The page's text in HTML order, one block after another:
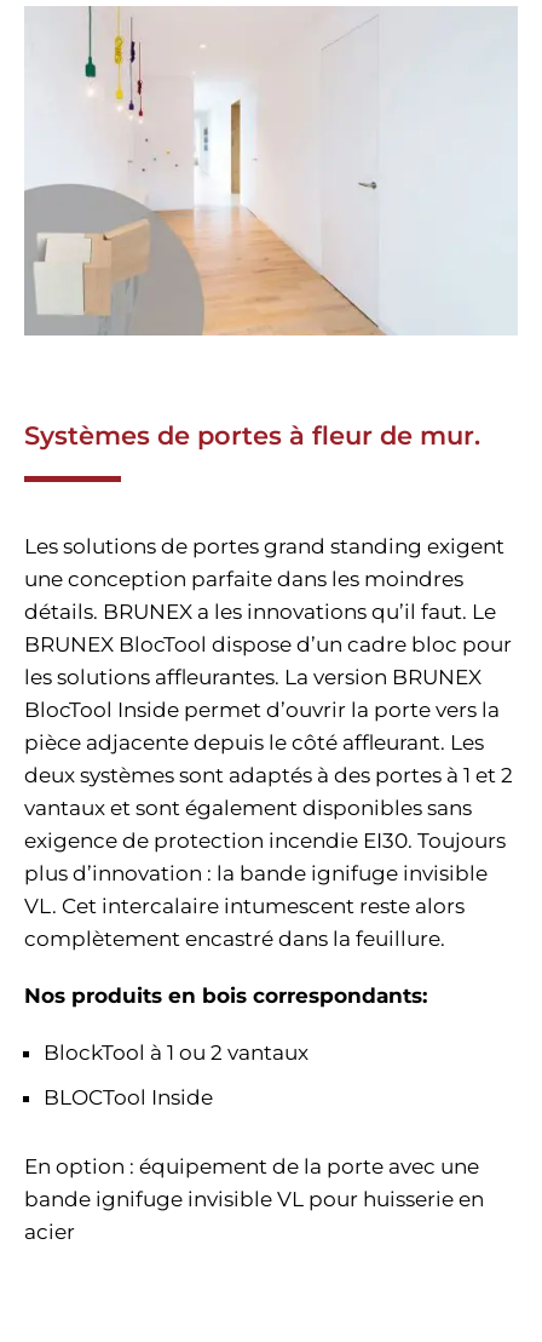
Systèmes de portes à fleur de mur.
Les solutions de portes grand standing exigent
une conception parfaite dans les moindres
détails. BRUNEX a les innovations qu’il faut. Le
BRUNEX BlocTool dispose d’un cadre bloc pour
les solutions affleurantes. La version BRUNEX
BlocTool Inside permet d’ouvrir la porte vers la
pièce adjacente depuis le côté affleurant. Les
deux systèmes sont adaptés à des portes à 1 et 2
vantaux et sont également disponibles sans
exigence de protection incendie EI30. Toujours
plus d’innovation : la bande ignifuge invisible
VL. Cet intercalaire intumescent reste alors
complètement encastré dans la feuillure.
Nos produits en bois correspondants:
BlockTool à 1 ou 2 vantaux
BLOCTool Inside
En option : équipement de la porte avec une
bande ignifuge invisible VL pour huisserie en
acier